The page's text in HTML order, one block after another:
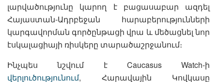
լարվածությունը կարող է բացասաբար ազդել
Հայաստան-Ադրբեջան հարաբերությունների
կարգավորման գործընթացի վրա և մեծացնել նոր
էսկալացիայի ռիսկերը տարածաշրջանում։
Ինչպես նշվում է Caucasus Watch-ի
վերլուծությունում, Հարավային Կովկասը